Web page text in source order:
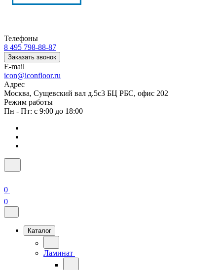
Телефоны
8 495 798-88-87
Заказать звонок
E-mail
icon@iconfloor.ru
Адрес
Москва, Сущевский вал д.5с3 БЦ РБС, офис 202
Режим работы
Пн - Пт: с 9:00 до 18:00
0
0
Каталог
Ламинат